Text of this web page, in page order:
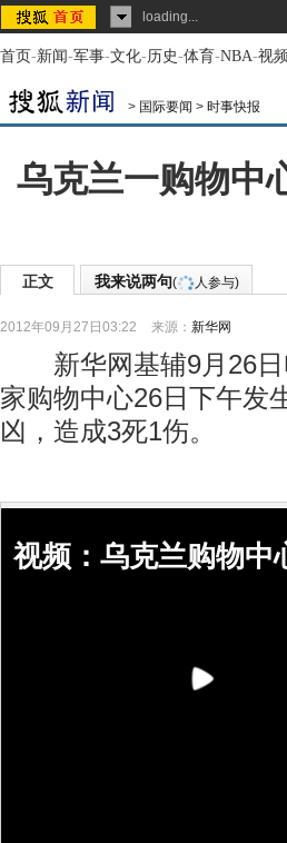
loading...
首页-新闻-军事-文化-历史-体育-NBA-视频
> 国际要闻 > 时事快报
乌克兰一购物中
正文 我来说两句( 人参与)
2012年09月27日03:22 来源： 新华网
新华网基辅9月26日
家购物中心26日下午发
凶，造成3死1伤。
视频：乌克兰购物中